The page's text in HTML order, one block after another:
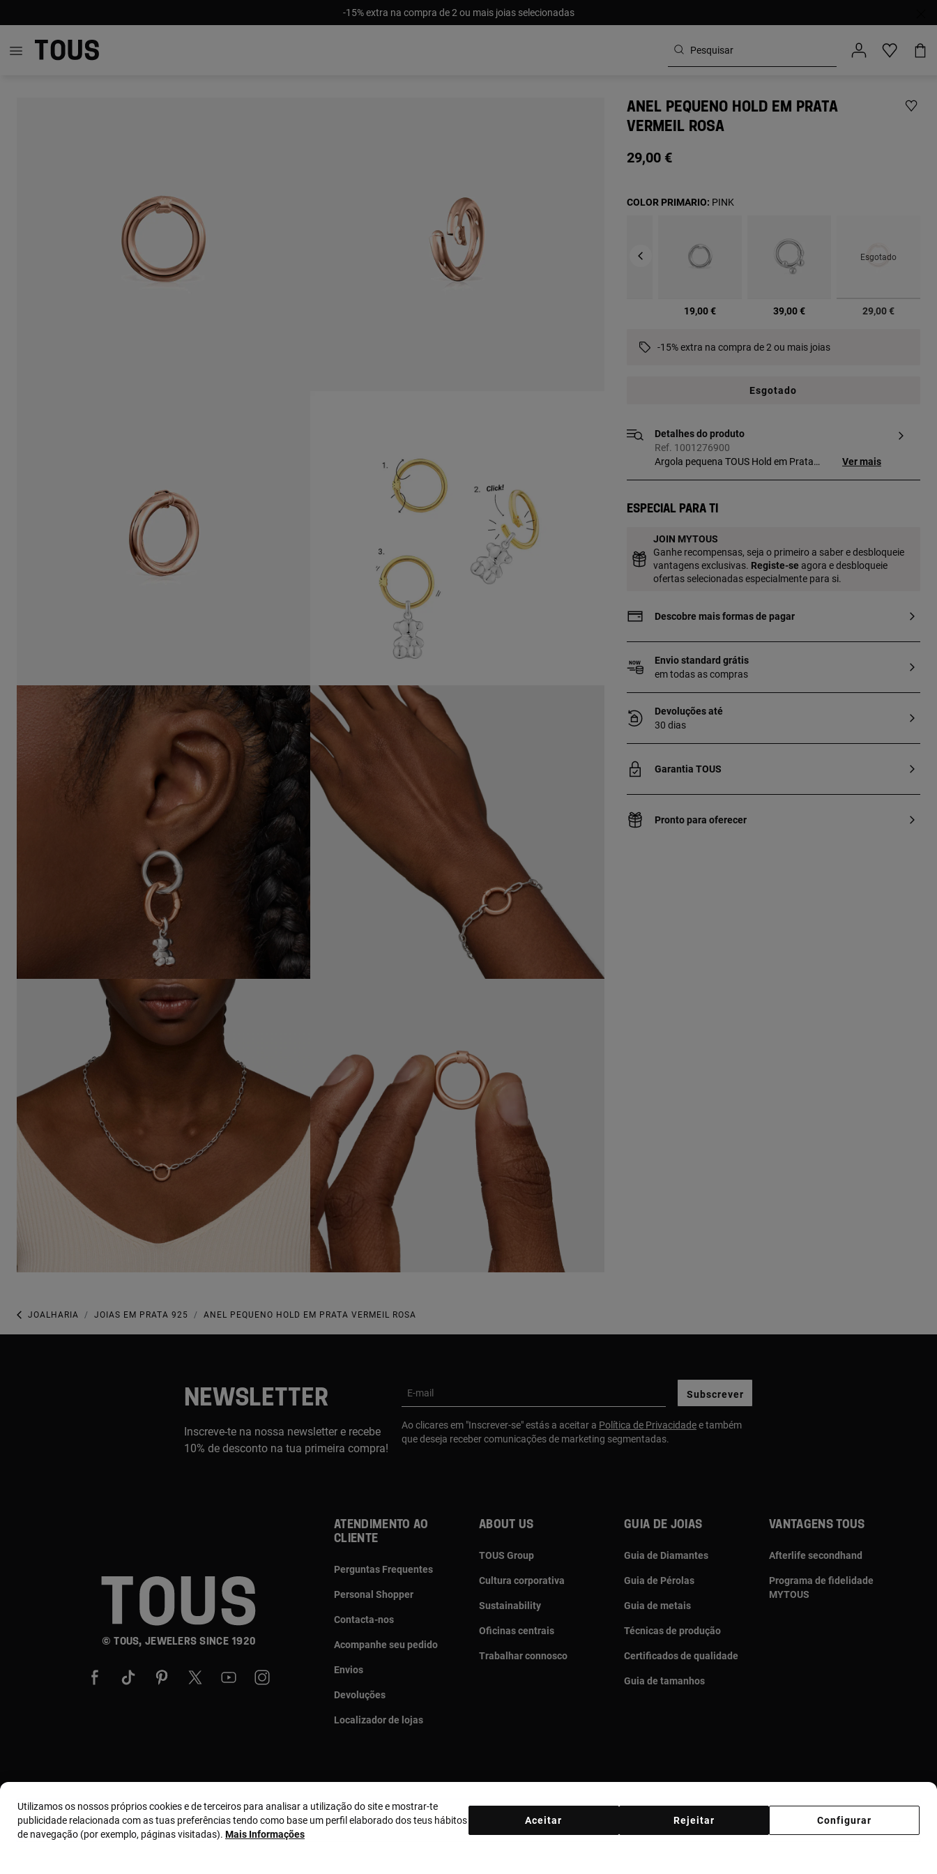
-15% extra na compra de 2 ou mais joias selecionadas
ANEL PEQUENO HOLD EM PRATA
VERMEIL ROSA
29,00 €
Esgotado
19,00 € 39,00 €
Esgotado
selecionado
29,00 €
COLOR PRIMARIO: PINK
-15% extra na compra de 2 ou mais joias
Esgotado
Detalhes do produto
Ref. 1001276900
Argola pequena TOUS Hold em Prata
(Vermeil: Prata de primeira lei banhada a
Ver mais
Especial para ti
JOIN MYTOUS
Ganhe recompensas, seja o primeiro a saber e desbloqueie
vantagens exclusivas. Registe-se agora e desbloqueie
ofertas selecionadas especialmente para si.
Descobre mais formas de pagar
Envio standard grátis
em todas as compras
Devoluções até
30 dias
Garantia TOUS
Pronto para oferecer
JOALHARIA JOIAS EM PRATA 925 ANEL PEQUENO HOLD EM PRATA VERMEIL ROSA
NEWSLETTER
Inscreve-te na nossa newsletter e recebe
10% de desconto na tua primeira compra!
E-mail Subscrever
Ao clicares em "Inscrever-se" estás a aceitar a Política de Privacidadee também
que deseja receber comunicações de marketing segmentadas.
© TOUS, JEWELERS SINCE 1920
Atendimento ao
cliente
Perguntas Frequentes
Personal Shopper
Contacta-nos
Acompanhe seu pedido
Envios
Devoluções
Localizador de lojas
About us
TOUS Group
Cultura corporativa
Sustainability
Oficinas centrais
Trabalhar connosco
Guia de joias
Guia de Diamantes
Guia de Pérolas
Guia de metais
Técnicas de produção
Certificados de qualidade
Guia de tamanhos
Vantagens TOUS
Afterlife secondhand
Programa de fidelidade
MYTOUS
País e moeda:Portugal / Euro
Utilizamos os nossos próprios cookies e de terceiros para analisar a utilização do site e mostrar-te
publicidade relacionada com as tuas preferências tendo como base um perfil elaborado dos teus hábitos
de navegação (por exemplo, páginas visitadas). Mais Informações
Configurar
Rejeitar
Aceitar